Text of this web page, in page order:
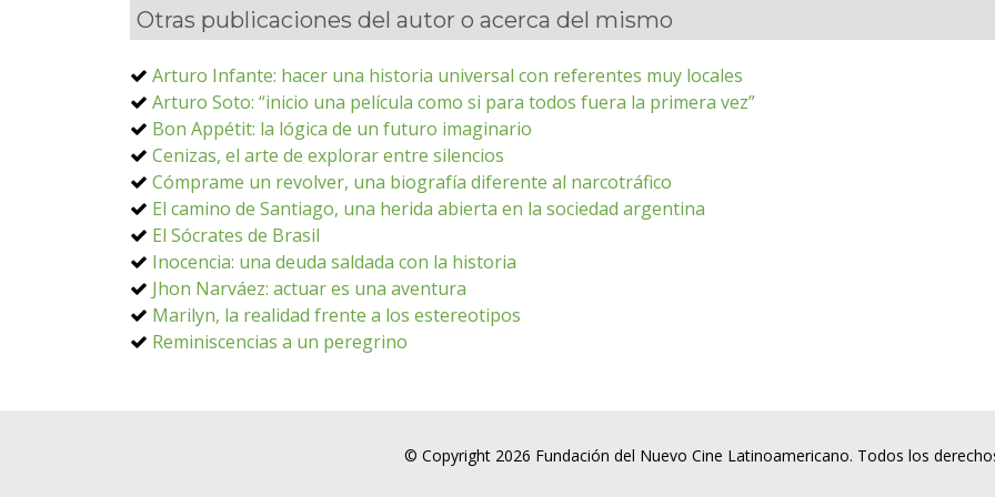
Otras publicaciones del autor o acerca del mismo
Arturo Infante: hacer una historia universal con referentes muy locales
Arturo Soto: “inicio una película como si para todos fuera la primera vez”
Bon Appétit: la lógica de un futuro imaginario
Cenizas, el arte de explorar entre silencios
Cómprame un revolver, una biografía diferente al narcotráfico
El camino de Santiago, una herida abierta en la sociedad argentina
El Sócrates de Brasil
Inocencia: una deuda saldada con la historia
Jhon Narváez: actuar es una aventura
Marilyn, la realidad frente a los estereotipos
Reminiscencias a un peregrino
© Copyright 2026 Fundación del Nuevo Cine Latinoamericano. Todos los